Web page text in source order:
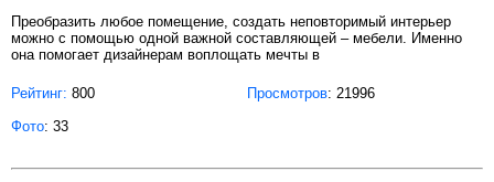
Преобразить любое помещение, создать неповторимый интерьер
можно с помощью одной важной составляющей – мебели. Именно
она помогает дизайнерам воплощать мечты в
Рейтинг: 800 Просмотров: 21996
Фото: 33